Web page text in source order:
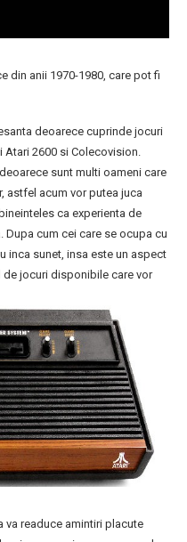
din anii 1970-1980, care pot fi
deoarece cuprinde jocuri
2600 si Colecovision.
sunt multi oameni care
astfel acum vor putea juca
ca experienta de
Dupa cum cei care se ocupa cu
inca sunet, insa este un aspect
de jocuri disponibile care vor
va readuce amintiri placute